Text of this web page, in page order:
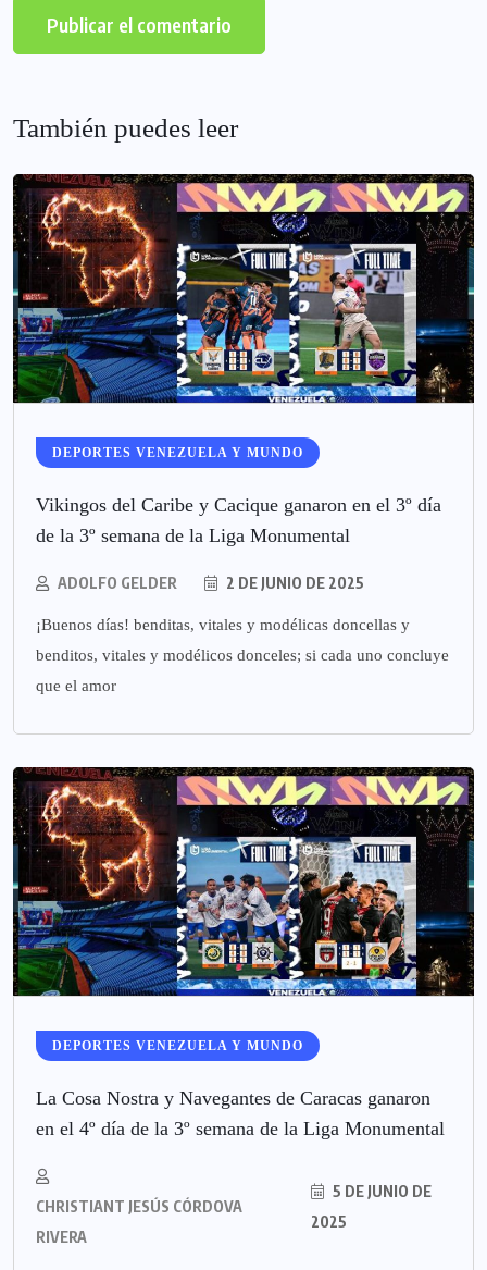
También puedes leer
DEPORTES VENEZUELA Y MUNDO
Vikingos del Caribe y Cacique ganaron en el 3º día
de la 3º semana de la Liga Monumental
ADOLFO GELDER 2 DE JUNIO DE 2025
¡Buenos días! benditas, vitales y modélicas doncellas y
benditos, vitales y modélicos donceles; si cada uno concluye
que el amor
DEPORTES VENEZUELA Y MUNDO
La Cosa Nostra y Navegantes de Caracas ganaron
en el 4º día de la 3º semana de la Liga Monumental
CHRISTIANT JESÚS CÓRDOVA
RIVERA
5 DE JUNIO DE
2025